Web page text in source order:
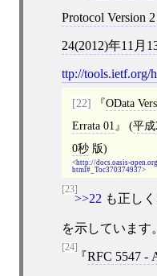
Protocol Version
24(2012)年11月
ttp://tools.ietf.org/
[22]
OData
Errata 01
(平成
0秒版)
http://docs.oasis-
html#_Toc370374937
[23]
>>22 も正し
を示しています。
[24]
RFC 5547 -